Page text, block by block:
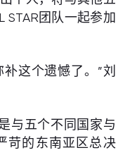
STAR团队一起参加
这个遗憾了。”刘
与五个不同国家与
苛的东南亚区总决